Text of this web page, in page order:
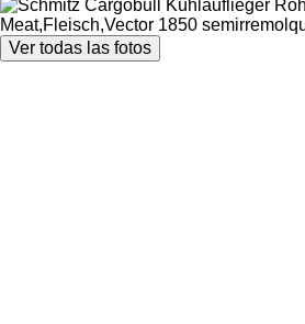
Ver todas las fotos